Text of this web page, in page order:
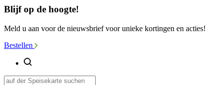
Blijf op de hoogte!
Meld u aan voor de nieuwsbrief voor unieke kortingen en acties!
Bestellen